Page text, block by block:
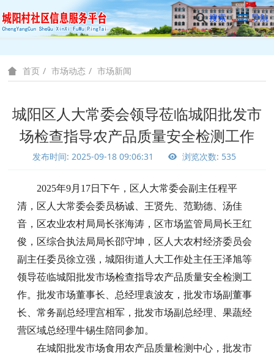
搜索 导航
首页 市场动态 市场新闻
城阳区人大常委会领导莅临城阳批发市
场检查指导农产品质量安全检测工作
发布时间: 2025-09-18 09:06:31 浏览次数: 535
2025年9月17日下午，区人大常委会副主任程平
清，区人大常委会委员杨诚、王贤先、范勤德、汤佳
音，区农业农村局局长张海涛，区市场监管局局长王红
俊，区综合执法局局长邵守坤，区人大农村经济委员会
副主任委员徐立强，城阳街道人大工作处主任王泽旭等
领导莅临城阳批发市场检查指导农产品质量安全检测工
作。批发市场董事长、总经理袁波友，批发市场副董事
长、常务副总经理宫相军，批发市场副总经理、果蔬经
营区域总经理牛锡生陪同参加。
在城阳批发市场食用农产品质量检测中心，批发市